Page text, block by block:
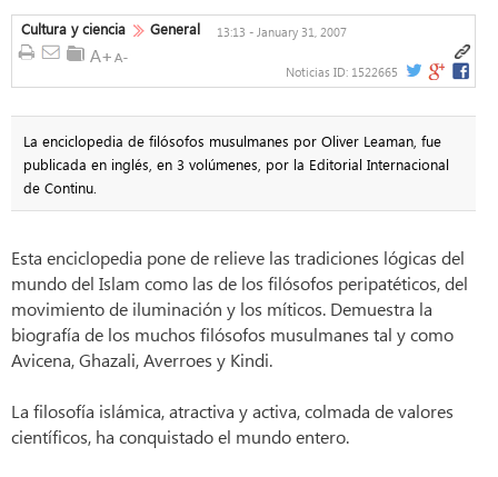
Cultura y ciencia General 13:13 - January 31, 2007
Noticias ID: 1522665
La enciclopedia de filósofos musulmanes por Oliver Leaman, fue
publicada en inglés, en 3 volúmenes, por la Editorial Internacional
de Continu.
Esta enciclopedia pone de relieve las tradiciones lógicas del
mundo del Islam como las de los filósofos peripatéticos, del
movimiento de iluminación y los míticos. Demuestra la
biografía de los muchos filósofos musulmanes tal y como
Avicena, Ghazali, Averroes y Kindi.
La filosofía islámica, atractiva y activa, colmada de valores
científicos, ha conquistado el mundo entero.